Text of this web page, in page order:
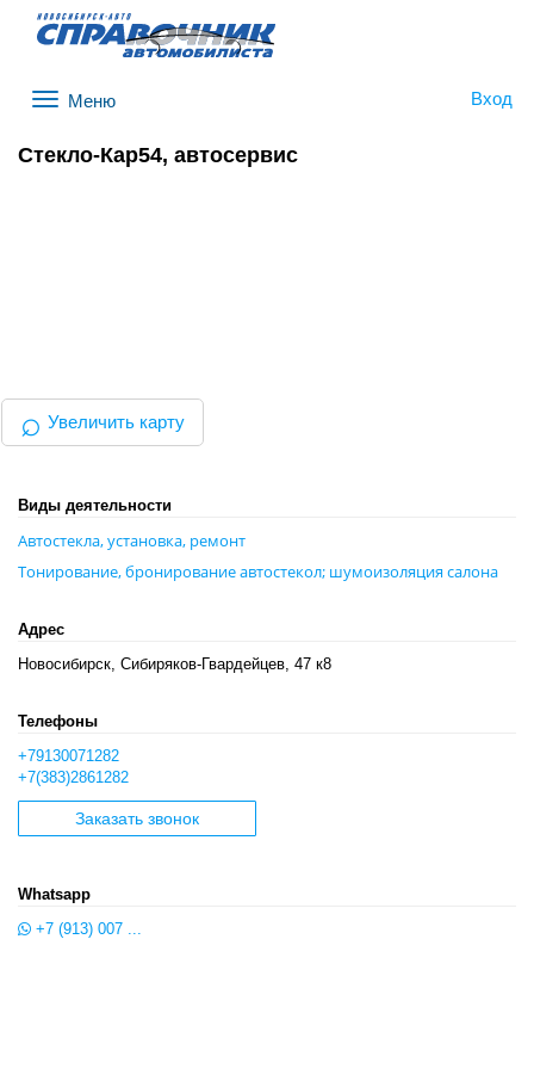
Вход
Стекло-Кар54, автосервис
⌕ Увеличить карту
Виды деятельности
Автостекла, установка, ремонт
Тонирование, бронирование автостекол; шумоизоляция салона
Адрес
Новосибирск, Сибиряков-Гвардейцев, 47 к8
Телефоны
+79130071282
+7(383)2861282
Заказать звонок
Whatsapp
+7 (913) 007 ...